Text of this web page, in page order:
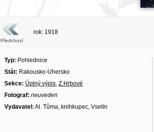
Předchozí
rok: 1918
Typ: Pohlednice
Stát: Rakousko-Uhersko
Sekce: Úplný výpis, Z Hrbové
Fotograf: neuveden
Vydavatel: Al. Tůma, knihkupec, Vsetín